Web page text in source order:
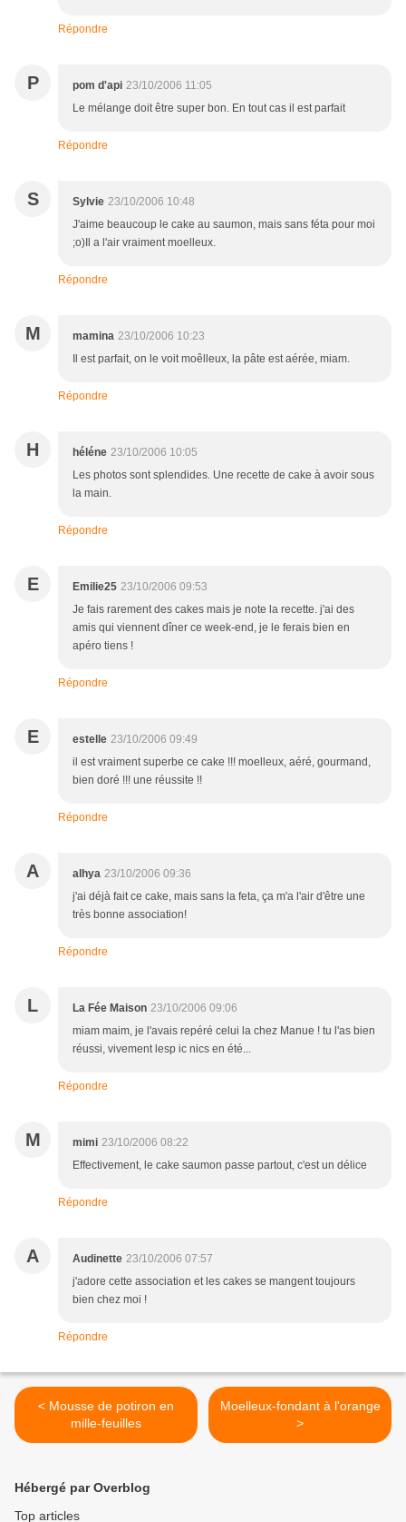
Répondre
P pom d'api 23/10/2006 11:05
Le mélange doit être super bon. En tout cas il est parfait
Répondre
S Sylvie 23/10/2006 10:48
J'aime beaucoup le cake au saumon, mais sans féta pour moi
;o)Il a l'air vraiment moelleux.
Répondre
M mamina 23/10/2006 10:23
Il est parfait, on le voit moêlleux, la pâte est aérée, miam.
Répondre
H héléne 23/10/2006 10:05
Les photos sont splendides. Une recette de cake à avoir sous
la main.
Répondre
E Emilie25 23/10/2006 09:53
Je fais rarement des cakes mais je note la recette. j'ai des
amis qui viennent dîner ce week-end, je le ferais bien en
apéro tiens !
Répondre
E estelle 23/10/2006 09:49
il est vraiment superbe ce cake !!! moelleux, aéré, gourmand,
bien doré !!! une réussite !!
Répondre
A alhya 23/10/2006 09:36
j'ai déjà fait ce cake, mais sans la feta, ça m'a l'air d'être une
très bonne association!
Répondre
L La Fée Maison 23/10/2006 09:06
miam maim, je l'avais repéré celui la chez Manue ! tu l'as bien
réussi, vivement lesp ic nics en été...
Répondre
M mimi 23/10/2006 08:22
Effectivement, le cake saumon passe partout, c'est un délice
Répondre
A Audinette 23/10/2006 07:57
j'adore cette association et les cakes se mangent toujours
bien chez moi !
Répondre
< Mousse de potiron en
mille-feuilles
Moelleux-fondant à l'orange
>
Hébergé par Overblog
Top articles